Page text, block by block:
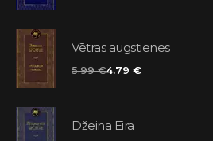
Vētras augstienes
5.99 €4.79 €
Džeina Eira